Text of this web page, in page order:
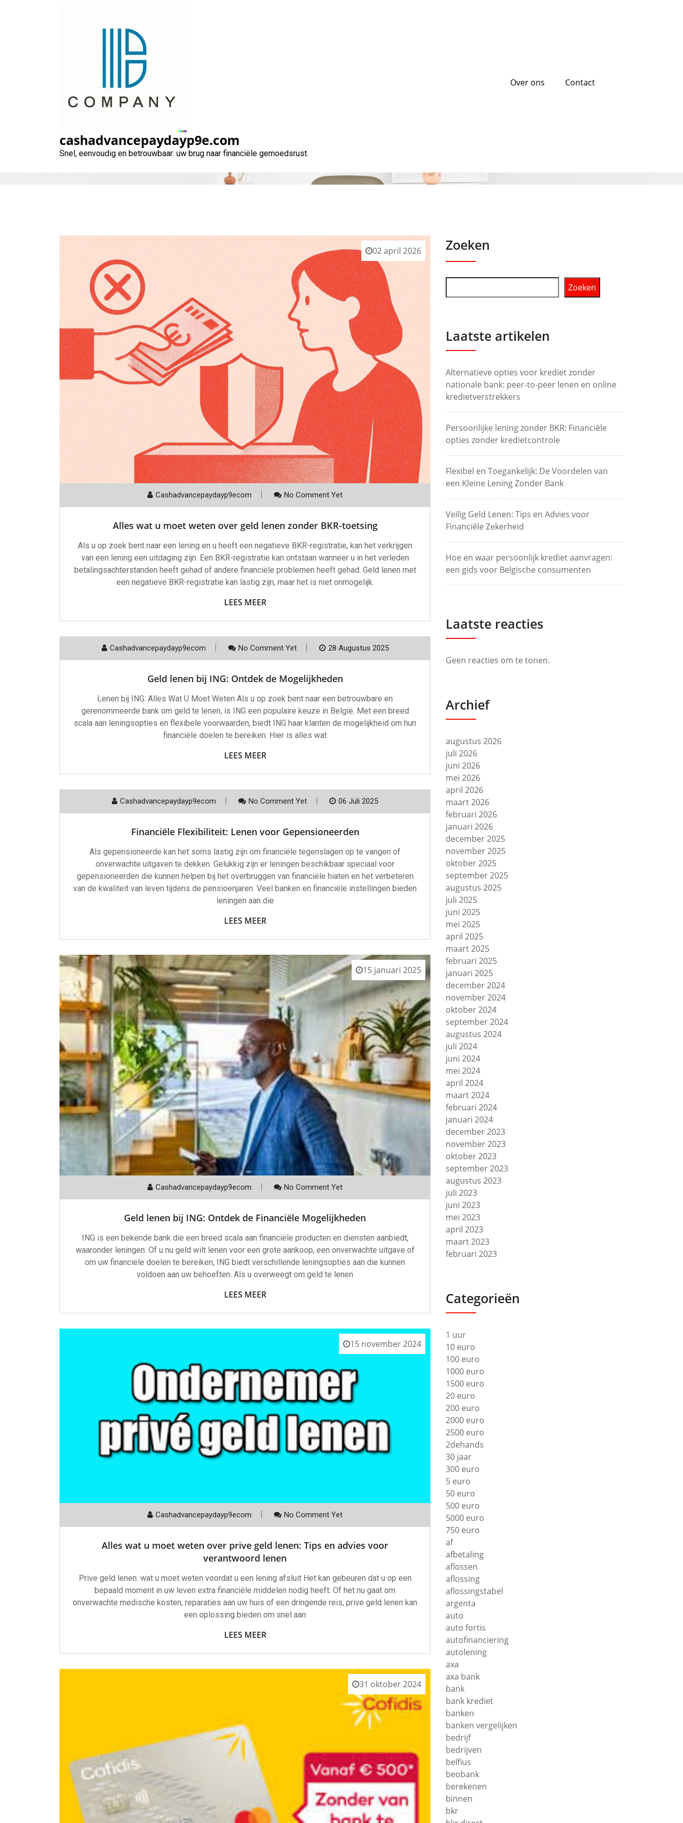
cashadvancepaydayp9e.com
Snel, eenvoudig en betrouwbaar: uw brug naar financiële gemoedsrust.
Over ons Contact
02 april 2026
Cashadvancepaydayp9ecom No Comment Yet
Alles wat u moet weten over geld lenen zonder BKR-toetsing
Als u op zoek bent naar een lening en u heeft een negatieve BKR-registratie, kan het verkrijgen
van een lening een uitdaging zijn. Een BKR-registratie kan ontstaan wanneer u in het verleden
betalingsachterstanden heeft gehad of andere financiële problemen heeft gehad. Geld lenen met
een negatieve BKR-registratie kan lastig zijn, maar het is niet onmogelijk.
LEES MEER
Cashadvancepaydayp9ecom No Comment Yet 28 Augustus 2025
Geld lenen bij ING: Ontdek de Mogelijkheden
Lenen bij ING: Alles Wat U Moet Weten Als u op zoek bent naar een betrouwbare en
gerenommeerde bank om geld te lenen, is ING een populaire keuze in België. Met een breed
scala aan leningsopties en flexibele voorwaarden, biedt ING haar klanten de mogelijkheid om hun
financiële doelen te bereiken. Hier is alles wat
LEES MEER
Cashadvancepaydayp9ecom No Comment Yet 06 Juli 2025
Financiële Flexibiliteit: Lenen voor Gepensioneerden
Als gepensioneerde kan het soms lastig zijn om financiële tegenslagen op te vangen of
onverwachte uitgaven te dekken. Gelukkig zijn er leningen beschikbaar speciaal voor
gepensioneerden die kunnen helpen bij het overbruggen van financiële hiaten en het verbeteren
van de kwaliteit van leven tijdens de pensioenjaren. Veel banken en financiële instellingen bieden
leningen aan die
LEES MEER
15 januari 2025
Cashadvancepaydayp9ecom No Comment Yet
Geld lenen bij ING: Ontdek de Financiële Mogelijkheden
ING is een bekende bank die een breed scala aan financiële producten en diensten aanbiedt,
waaronder leningen. Of u nu geld wilt lenen voor een grote aankoop, een onverwachte uitgave of
om uw financiële doelen te bereiken, ING biedt verschillende leningsopties aan die kunnen
voldoen aan uw behoeften. Als u overweegt om geld te lenen
LEES MEER
15 november 2024
Cashadvancepaydayp9ecom No Comment Yet
Alles wat u moet weten over prive geld lenen: Tips en advies voor
verantwoord lenen
Prive geld lenen: wat u moet weten voordat u een lening afsluit Het kan gebeuren dat u op een
bepaald moment in uw leven extra financiële middelen nodig heeft. Of het nu gaat om
onverwachte medische kosten, reparaties aan uw huis of een dringende reis, prive geld lenen kan
een oplossing bieden om snel aan
LEES MEER
31 oktober 2024
Zoeken
Zoeken
Laatste artikelen
Alternatieve opties voor krediet zonder
nationale bank: peer-to-peer lenen en online
kredietverstrekkers
Persoonlijke lening zonder BKR: Financiële
opties zonder kredietcontrole
Flexibel en Toegankelijk: De Voordelen van
een Kleine Lening Zonder Bank
Veilig Geld Lenen: Tips en Advies voor
Financiële Zekerheid
Hoe en waar persoonlijk krediet aanvragen:
een gids voor Belgische consumenten
Laatste reacties
Geen reacties om te tonen.
Archief
augustus 2026
juli 2026
juni 2026
mei 2026
april 2026
maart 2026
februari 2026
januari 2026
december 2025
november 2025
oktober 2025
september 2025
augustus 2025
juli 2025
juni 2025
mei 2025
april 2025
maart 2025
februari 2025
januari 2025
december 2024
november 2024
oktober 2024
september 2024
augustus 2024
juli 2024
juni 2024
mei 2024
april 2024
maart 2024
februari 2024
januari 2024
december 2023
november 2023
oktober 2023
september 2023
augustus 2023
juli 2023
juni 2023
mei 2023
april 2023
maart 2023
februari 2023
Categorieën
1 uur
10 euro
100 euro
1000 euro
1500 euro
20 euro
200 euro
2000 euro
2500 euro
2dehands
30 jaar
300 euro
5 euro
50 euro
500 euro
5000 euro
750 euro
af
afbetaling
aflossen
aflossing
aflossingstabel
argenta
auto
auto fortis
autofinanciering
autolening
axa
axa bank
bank
bank krediet
banken
banken vergelijken
bedrijf
bedrijven
belfius
beobank
berekenen
binnen
bkr